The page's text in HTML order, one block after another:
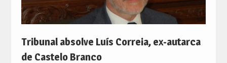
Tribunal absolve Luís Correia, ex-autarca
de Castelo Branco